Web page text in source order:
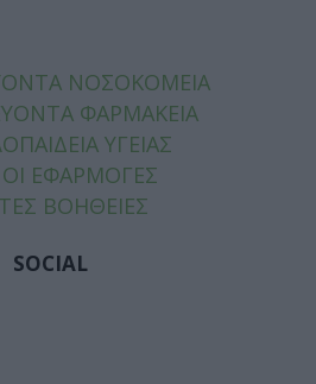
ΝΟΣΟΚΟΜΕΙΑ
ΦΑΡΜΑΚΕΙΑ
ΥΓΕΙΑΣ
ΕΦΑΡΜΟΓΕΣ
ΒΟΗΘΕΙΕΣ
SOCIAL